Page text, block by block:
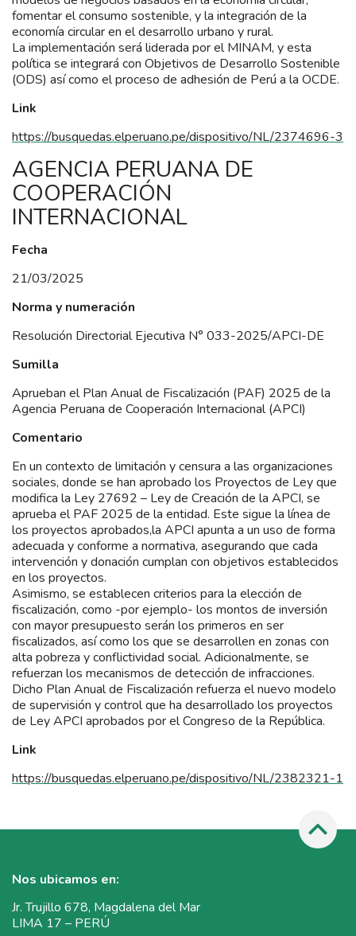
fomentar el consumo sostenible, y la integración de la
economía circular en el desarrollo urbano y rural.
La implementación será liderada por el MINAM, y esta
política se integrará con Objetivos de Desarrollo Sostenible
(ODS) así como el proceso de adhesión de Perú a la OCDE.
Link
https://busquedas.elperuano.pe/dispositivo/NL/2374696-3
AGENCIA PERUANA DE
COOPERACIÓN
INTERNACIONAL
Fecha
21/03/2025
Norma y numeración
Resolución Directorial Ejecutiva N° 033-2025/APCI-DE
Sumilla
Aprueban el Plan Anual de Fiscalización (PAF) 2025 de la
Agencia Peruana de Cooperación Internacional (APCI)
Comentario
En un contexto de limitación y censura a las organizaciones
sociales, donde se han aprobado los Proyectos de Ley que
modifica la Ley 27692 – Ley de Creación de la APCI, se
aprueba el PAF 2025 de la entidad. Este sigue la línea de
los proyectos aprobados,la APCI apunta a un uso de forma
adecuada y conforme a normativa, asegurando que cada
intervención y donación cumplan con objetivos establecidos
en los proyectos.
Asimismo, se establecen criterios para la elección de
fiscalización, como -por ejemplo- los montos de inversión
con mayor presupuesto serán los primeros en ser
fiscalizados, así como los que se desarrollen en zonas con
alta pobreza y conflictividad social. Adicionalmente, se
refuerzan los mecanismos de detección de infracciones.
Dicho Plan Anual de Fiscalización refuerza el nuevo modelo
de supervisión y control que ha desarrollado los proyectos
de Ley APCI aprobados por el Congreso de la República.
Link
https://busquedas.elperuano.pe/dispositivo/NL/2382321-1
Nos ubicamos en:
Jr. Trujillo 678, Magdalena del Mar
LIMA 17 – PERÚ